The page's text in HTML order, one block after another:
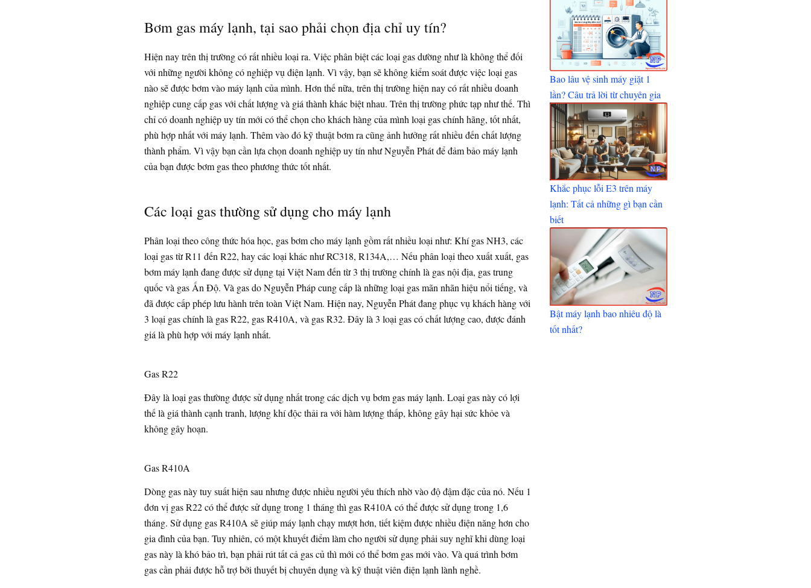
Bơm gas máy lạnh, tại sao phải chọn địa chỉ uy tín?
Hiện nay trên thị trường có rất nhiều loại ra. Việc phân biệt các loại gas dường như là không thể đối
với những người không có nghiệp vụ điện lạnh. Vì vậy, bạn sẽ không kiểm soát được việc loại gas
nào sẽ được bơm vào máy lạnh của mình. Hơn thế nữa, trên thị trường hiện nay có rất nhiều doanh
nghiệp cung cấp gas với chất lượng và giá thành khác biệt nhau. Trên thị trường phức tạp như thế. Thì
chỉ có doanh nghiệp uy tín mới có thể chọn cho khách hàng của mình loại gas chính hãng, tốt nhất,
phù hợp nhất với máy lạnh. Thêm vào đó kỹ thuật bơm ra cũng ảnh hưởng rất nhiều đến chất lượng
thành phẩm. Vì vậy bạn cần lựa chọn doanh nghiệp uy tín như Nguyễn Phát để đảm bảo máy lạnh
của bạn được bơm gas theo phương thức tốt nhất.
Các loại gas thường sử dụng cho máy lạnh
Phân loại theo công thức hóa học, gas bơm cho máy lạnh gồm rất nhiều loại như: Khí gas NH3, các
loại gas từ R11 đến R22, hay các loại khác như RC318, R134A,… Nếu phân loại theo xuất xuất, gas
bơm máy lạnh đang được sử dụng tại Việt Nam đến từ 3 thị trường chính là gas nội địa, gas trung
quốc và gas Ấn Độ. Và gas do Nguyễn Pháp cung cấp là những loại gas mãn nhãn hiệu nổi tiếng, và
đã được cấp phép lưu hành trên toàn Việt Nam. Hiện nay, Nguyễn Phát đang phục vụ khách hàng với
3 loại gas chính là gas R22, gas R410A, và gas R32. Đây là 3 loại gas có chất lượng cao, được đánh
giá là phù hợp với máy lạnh nhất.
Gas R22
Đây là loại gas thường được sử dụng nhất trong các dịch vụ bơm gas máy lạnh. Loại gas này có lợi
thế là giá thành cạnh tranh, lượng khí độc thải ra với hàm lượng thấp, không gây hại sức khỏe và
không gây hoạn.
Gas R410A
Dòng gas này tuy suất hiện sau nhưng được nhiều người yêu thích nhờ vào độ đậm đặc của nó. Nếu 1
đơn vị gas R22 có thể được sử dụng trong 1 tháng thì gas R410A có thể được sử dụng trong 1,6
tháng. Sử dụng gas R410A sẽ giúp máy lạnh chạy mượt hơn, tiết kiệm được nhiều điện năng hơn cho
gia đình của bạn. Tuy nhiên, có một khuyết điểm làm cho người sử dụng phải suy nghĩ khi dùng loại
gas này là khó bảo trì, bạn phải rút tất cả gas củ thì mới có thể bơm gas mới vào. Và quá trình bơm
gas cần phải được hỗ trợ bởi thuyết bị chuyên dụng và kỹ thuật viên điện lạnh lành nghề.
Bao lâu vệ sinh máy giặt 1
lần? Câu trả lời từ chuyên gia
Khắc phục lỗi E3 trên máy
lạnh: Tất cả những gì bạn cần
biết
Bật máy lạnh bao nhiêu độ là
tốt nhất?